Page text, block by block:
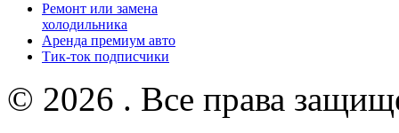
Ремонт или замена
холодильника
Аренда премиум авто
Тик-ток подписчики
© 2026 . Все права